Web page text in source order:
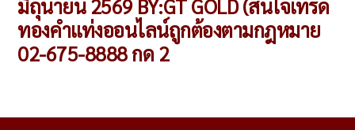
มิถุนายน 2569 BY:GT GOLD (สนใจเทรด
ทองคำแท่งออนไลน์ถูกต้องตามกฎหมาย
02-675-8888 กด 2